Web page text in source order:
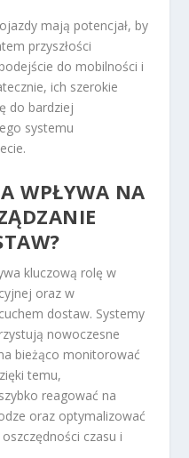
mają potencjał, by
przyszłości
do mobilności i
ich szerokie
do bardziej
systemu
WPŁYWA NA
kluczową rolę w
oraz w
dostaw. Systemy
nowoczesne
bieżąco monitorować
temu,
reagować na
oraz optymalizować
czasu i